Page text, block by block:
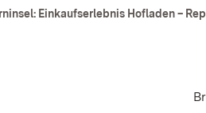
Einkaufs­erleb­nis Hof­laden –